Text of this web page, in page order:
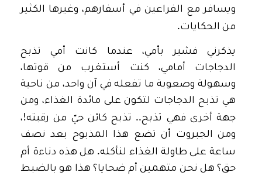
ويسافر مع الفراعين في أسفارهم، وغيرها الكثير
من الحكايات.
يذكرني فشير بأمي، عندما كانت أمي تذبح
الدجاجات أمامي، كنت أستغرب من قوتها،
وسهولة وصعوبة ما تفعله في آن واحد، من ناحية
هي تذبح الدجاجات لتكون على مائدة الغذاء، ومن
جهة أخرى فهي تذبح.. تذبح كائن حيّ من رقبته!،
ومن الجبروت أن تضع هذا المذبوح بعد نصف
ساعة على طاولة الغذاء لنأكله. هل هذه دناءة أم
حق؟ هل نحن متهمين أم ضحايا؟ هذا هو بالضبط